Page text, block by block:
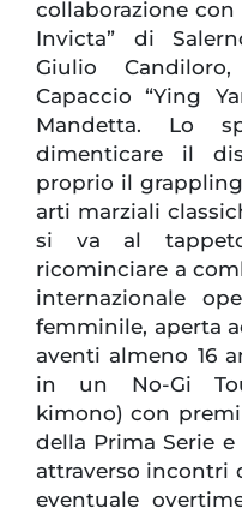
collaborazione con
Invicta” di
Giulio
Capaccio “Ying
Mandetta. Lo
dimenticare il
proprio il
arti marziali
si va al
ricominciare a
internazionale
femminile, aperta
aventi almeno 16
in un No-Gi
kimono) con
della Prima Serie
attraverso incontri
eventuale